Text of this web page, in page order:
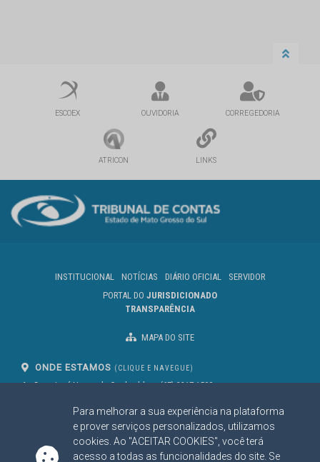
Para melhorar a sua experiência na plataforma
e prover serviços personalizados, utilizamos
cookies. Ao "ACEITAR COOKIES", você terá
acesso a todas as funcionalidades do site. Se
ESCOEX OUVIDORIA CORREGEDORIA
ATRICON LINKS
INSTITUCIONAL NOTÍCIAS DIÁRIO OFICIAL
SERVIDOR
PORTAL DO JURISDICIONADO
TRANSPARÊNCIA
MAPA DO SITE
ONDE ESTAMOS (CLIQUE E NAVEGUE)
Av. Des. José Nunes da Cunha, bloco
Campo Grande/MS
CEP: 79031-310
(67) 3317-1500